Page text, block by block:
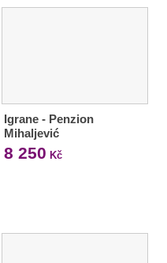
Igrane - Penzion
Mihaljević
8 250 Kč